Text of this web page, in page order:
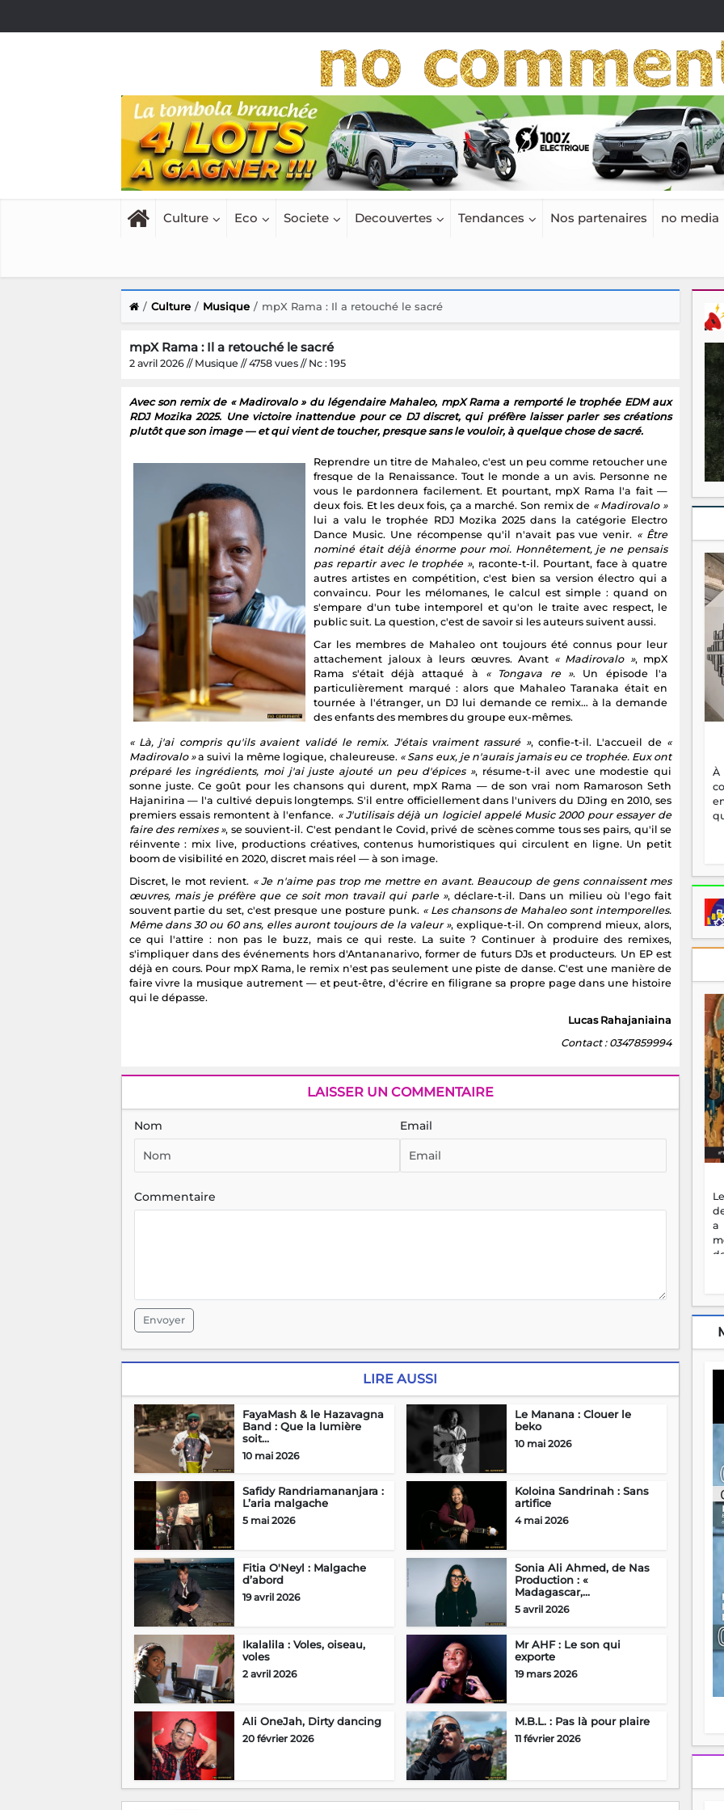
Culture Eco Societe Decouvertes Tendances Nos partenaires no media
Culture Musique mpX Rama : Il a retouché le sacré
mpX Rama : Il a retouché le sacré
2 avril 2026 // Musique // 4758 vues // Nc : 195
Avec son remix de « Madirovalo » du légendaire Mahaleo, mpX Rama a remporté le trophée EDM aux
RDJ Mozika 2025. Une victoire inattendue pour ce DJ discret, qui préfère laisser parler ses créations
plutôt que son image — et qui vient de toucher, presque sans le vouloir, à quelque chose de sacré.
Reprendre un titre de Mahaleo, c'est un peu comme retoucher une
fresque de la Renaissance. Tout le monde a un avis. Personne ne
vous le pardonnera facilement. Et pourtant, mpX Rama l'a fait —
deux fois. Et les deux fois, ça a marché. Son remix de « Madirovalo »
lui a valu le trophée RDJ Mozika 2025 dans la catégorie Electro
Dance Music. Une récompense qu'il n'avait pas vue venir. « Être
nominé était déjà énorme pour moi. Honnêtement, je ne pensais
pas repartir avec le trophée », raconte-t-il. Pourtant, face à quatre
autres artistes en compétition, c'est bien sa version électro qui a
convaincu. Pour les mélomanes, le calcul est simple : quand on
s'empare d'un tube intemporel et qu'on le traite avec respect, le
public suit. La question, c'est de savoir si les auteurs suivent aussi.
Car les membres de Mahaleo ont toujours été connus pour leur
attachement jaloux à leurs œuvres. Avant « Madirovalo », mpX
Rama s'était déjà attaqué à « Tongava re ». Un épisode l'a
particulièrement marqué : alors que Mahaleo Taranaka était en
tournée à l'étranger, un DJ lui demande ce remix… à la demande
des enfants des membres du groupe eux-mêmes.
« Là, j'ai compris qu'ils avaient validé le remix. J'étais vraiment rassuré », confie-t-il. L'accueil de «
Madirovalo »a suivi la même logique, chaleureuse. « Sans eux, je n'aurais jamais eu ce trophée. Eux ont
préparé les ingrédients, moi j'ai juste ajouté un peu d'épices », résume-t-il avec une modestie qui
sonne juste. Ce goût pour les chansons qui durent, mpX Rama — de son vrai nom Ramaroson Seth
Hajanirina — l'a cultivé depuis longtemps. S'il entre officiellement dans l'univers du DJing en 2010, ses
premiers essais remontent à l'enfance. « J'utilisais déjà un logiciel appelé Music 2000 pour essayer de
faire des remixes », se souvient-il. C'est pendant le Covid, privé de scènes comme tous ses pairs, qu'il se
réinvente : mix live, productions créatives, contenus humoristiques qui circulent en ligne. Un petit
boom de visibilité en 2020, discret mais réel — à son image.
Discret, le mot revient. « Je n'aime pas trop me mettre en avant. Beaucoup de gens connaissent mes
œuvres, mais je préfère que ce soit mon travail qui parle », déclare-t-il. Dans un milieu où l'ego fait
souvent partie du set, c'est presque une posture punk. « Les chansons de Mahaleo sont intemporelles.
Même dans 30 ou 60 ans, elles auront toujours de la valeur », explique-t-il. On comprend mieux, alors,
ce qui l'attire : non pas le buzz, mais ce qui reste. La suite ? Continuer à produire des remixes,
s'impliquer dans des événements hors d'Antananarivo, former de futurs DJs et producteurs. Un EP est
déjà en cours. Pour mpX Rama, le remix n'est pas seulement une piste de danse. C'est une manière de
faire vivre la musique autrement — et peut-être, d'écrire en filigrane sa propre page dans une histoire
qui le dépasse.
Lucas Rahajaniaina
Contact : 0347859994
LAISSER UN COMMENTAIRE
Nom Email
Commentaire
Envoyer
LIRE AUSSI
FayaMash & le Hazavagna
Band : Que la lumière
soit...
10 mai 2026
Le Manana : Clouer le
beko
10 mai 2026
Safidy Randriamananjara :
L’aria malgache
5 mai 2026
Koloina Sandrinah : Sans
artifice
4 mai 2026
Fitia O'Neyl : Malgache
d’abord
19 avril 2026
Sonia Ali Ahmed, de Nas
Production : «
Madagascar,...
5 avril 2026
Ikalalila : Voles, oiseau,
voles
2 avril 2026
Mr AHF : Le son qui
exporte
19 mars 2026
Ali OneJah, Dirty dancing
20 février 2026
M.B.L. : Pas là pour plaire
11 février 2026
a